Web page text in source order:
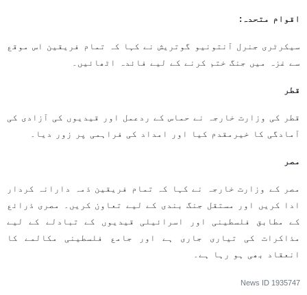
اقوام متحدہ:
سیکرٹری جنرل آنتونیو گوتریش نے کہا کہ تمام فریقین اس موقع
سے غزہ میں جنگ ختم کرنے کے لیے فائدہ اٹھائیں۔
قطر
قطر کی وزارت خارجہ نے حماس کے ردعمل اور قیدیوں کی آزادی کی
آمادگی کا خیرمقدم کیا اور امداد کی فراہمی پر زور دیا۔
مصر
مصر کے وزارت خارجہ نے کہا کہ تمام فریقین ذمہ دارانہ کردار
ادا کریں اور مستقل جنگ بندی کے لیے تعاون کریں۔ مصری ذرائع
کے مطابق فلسطینی اور اسرائیلی قیدیوں کے تبادلے کے لیے
مذاکرات کی تیاری جاری ہے اور جامع فلسطینی مکالمے کا
انعقاد بھی ہو رہا ہے۔
News ID 1935747